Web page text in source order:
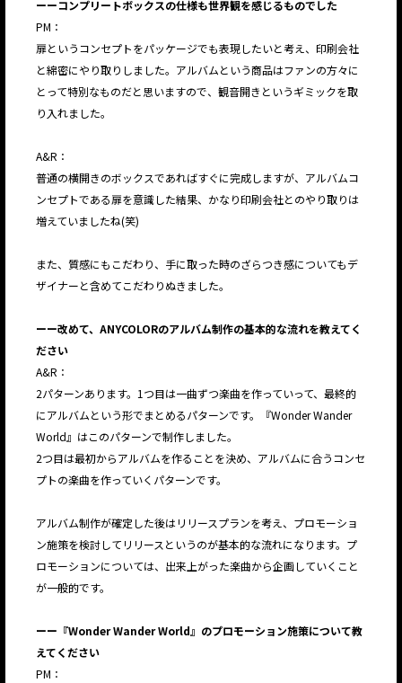
ーーコンプリートボックスの仕様も世界観を感じるものでした
PM：
扉というコンセプトをパッケージでも表現したいと考え、印刷会社
と綿密にやり取りしました。アルバムという商品はファンの方々に
とって特別なものだと思いますので、観音開きというギミックを取
り入れました。
A&R：
普通の横開きのボックスであればすぐに完成しますが、アルバムコ
ンセプトである扉を意識した結果、かなり印刷会社とのやり取りは
増えていましたね(笑)
また、質感にもこだわり、手に取った時のざらつき感についてもデ
ザイナーと含めてこだわりぬきました。
ーー改めて、ANYCOLORのアルバム制作の基本的な流れを教えてく
ださい
A&R：
2パターンあります。1つ目は一曲ずつ楽曲を作っていって、最終的
にアルバムという形でまとめるパターンです。『Wonder Wander
World』はこのパターンで制作しました。
2つ目は最初からアルバムを作ることを決め、アルバムに合うコンセ
プトの楽曲を作っていくパターンです。
アルバム制作が確定した後はリリースプランを考え、プロモーショ
ン施策を検討してリリースというのが基本的な流れになります。プ
ロモーションについては、出来上がった楽曲から企画していくこと
が一般的です。
ーー『Wonder Wander World』のプロモーション施策について教
えてください
PM：